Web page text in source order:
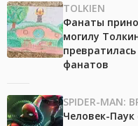
TOLKIEN
Фанаты
могилу
фанатов
SPIDER-MAN:
Человек-